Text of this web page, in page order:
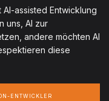
assisted Entwicklung
uns, AI zur
andere möchten AI
diese
ENTWICKLER